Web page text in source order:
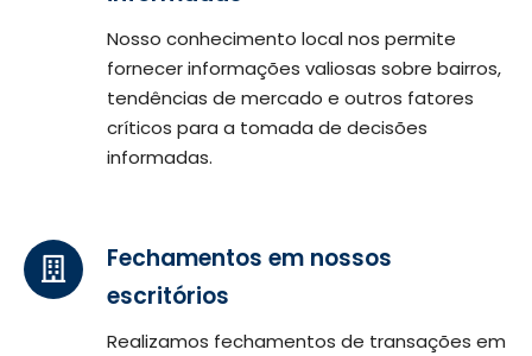
Nosso conhecimento local nos permite
fornecer informações valiosas sobre bairros,
tendências de mercado e outros fatores
críticos para a tomada de decisões
informadas.
Fechamentos em nossos
escritórios
Realizamos fechamentos de transações em